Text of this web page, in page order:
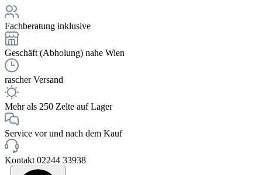
Fachberatung inklusive
Geschäft (Abholung) nahe Wien
rascher Versand
Mehr als 250 Zelte auf Lager
Service vor und nach dem Kauf
Kontakt 02244 33938